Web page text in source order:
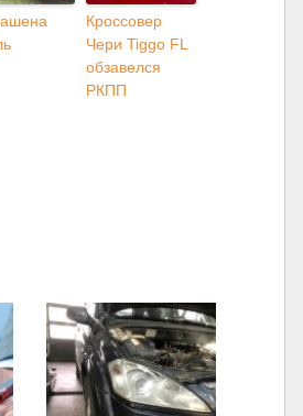
Кроссовер
Чери Tiggo FL
обзавелся
РКПП